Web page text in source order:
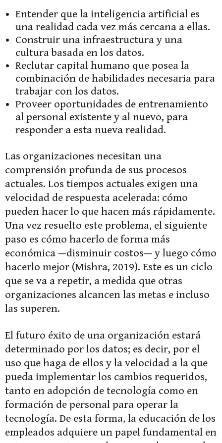
Entender que la inteligencia artificial es
una realidad cada vez más cercana a ellas.
Construir una infraestructura y una
cultura basada en los datos.
Reclutar capital humano que posea la
combinación de habilidades necesaria para
trabajar con los datos.
Proveer oportunidades de entrenamiento
al personal existente y al nuevo, para
responder a esta nueva realidad.
Las organizaciones necesitan una
comprensión profunda de sus procesos
actuales. Los tiempos actuales exigen una
velocidad de respuesta acelerada: cómo
pueden hacer lo que hacen más rápidamente.
Una vez resuelto este problema, el siguiente
paso es cómo hacerlo de forma más
económica —disminuir costos— y luego cómo
hacerlo mejor (Mishra, 2019). Este es un ciclo
que se va a repetir, a medida que otras
organizaciones alcancen las metas e incluso
las superen.
El futuro éxito de una organización estará
determinado por los datos; es decir, por el
uso que haga de ellos y la velocidad a la que
pueda implementar los cambios requeridos,
tanto en adopción de tecnología como en
formación de personal para operar la
tecnología. De esta forma, la educación de los
empleados adquiere un papel fundamental en